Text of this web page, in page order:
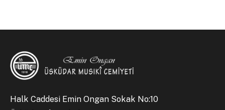
Halk Caddesi Emin Ongan Sokak No:10